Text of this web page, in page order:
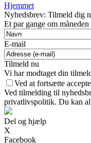
Hjemmet
Nyhedsbrev: Tilmeld dig
Et par gange om
E-mail
Tilmeld nu
Vi har modtaget din
Ved at fortsætte
Ved tilmelding til
privatlivspolitik. Du kan
Del og hjælp
X
Facebook